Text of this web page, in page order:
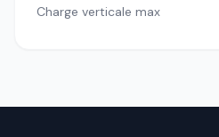
Charge verticale max